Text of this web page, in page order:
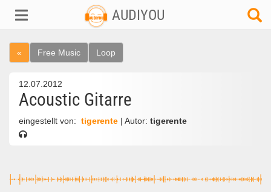
AUDIYOU
« Free Music Loop
12.07.2012
Acoustic Gitarre
eingestellt von: tigerente | Autor: tigerente